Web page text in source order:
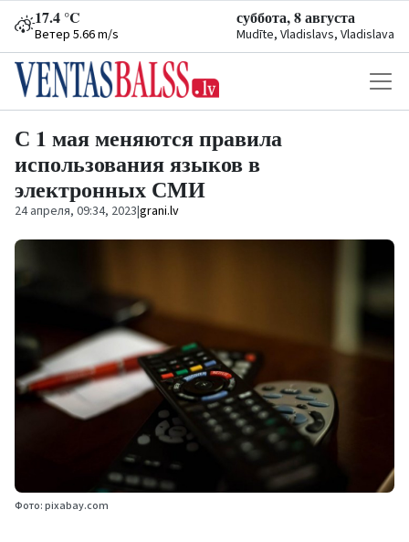
17.4 °C
Ветер 5.66 m/s
суббота, 8 августа
Mudīte, Vladislavs, Vladislava
С 1 мая меняются правила
использования языков в
электронных СМИ
24 апреля, 09:34, 2023|grani.lv
Фото: pixabay.com